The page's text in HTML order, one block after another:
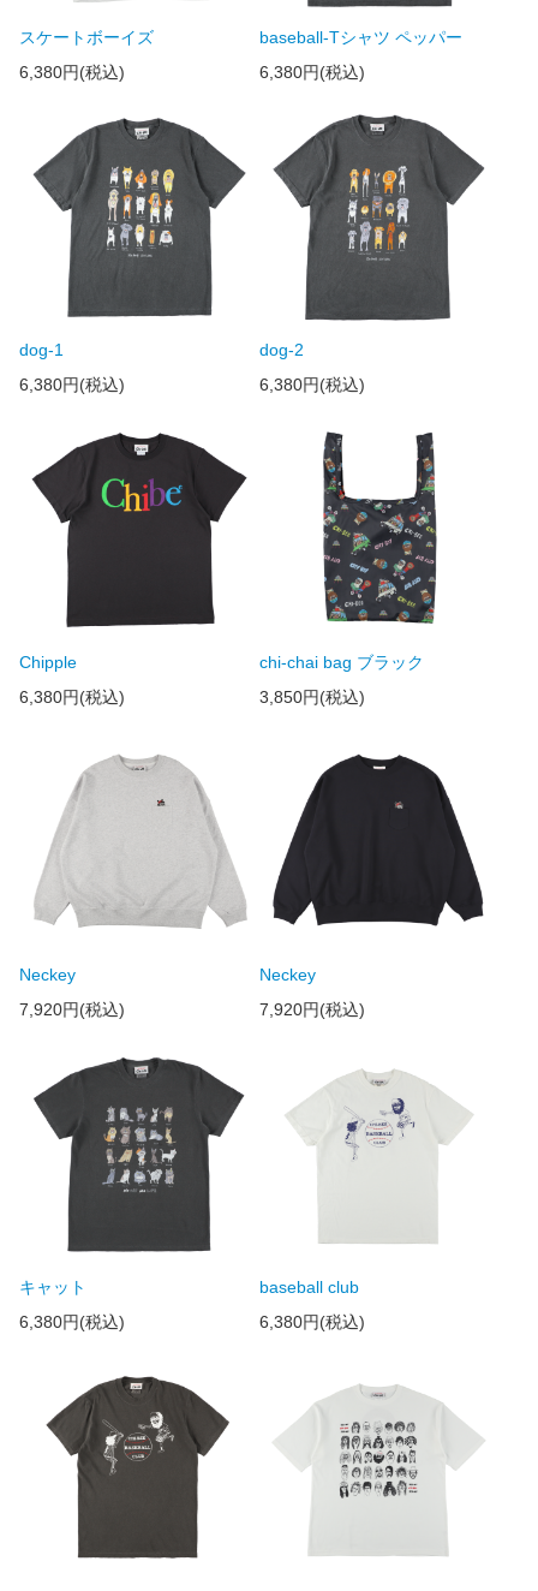
スケートボーイズ
6,380円(税込)
baseball-Tシャツ ペッパー
6,380円(税込)
dog-1
6,380円(税込)
dog-2
6,380円(税込)
Chipple
6,380円(税込)
chi-chai bag ブラック
3,850円(税込)
Neckey
7,920円(税込)
Neckey
7,920円(税込)
キャット
6,380円(税込)
baseball club
6,380円(税込)